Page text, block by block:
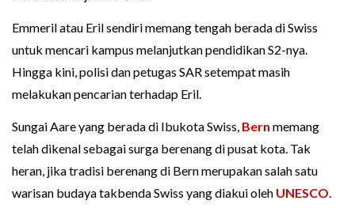
Emmeril atau Eril sendiri memang tengah berada di Swiss
untuk mencari kampus melanjutkan pendidikan S2-nya.
Hingga kini, polisi dan petugas SAR setempat masih
melakukan pencarian terhadap Eril.
Sungai Aare yang berada di Ibukota Swiss, Bern memang
telah dikenal sebagai surga berenang di pusat kota. Tak
heran, jika tradisi berenang di Bern merupakan salah satu
warisan budaya takbenda Swiss yang diakui oleh UNESCO.